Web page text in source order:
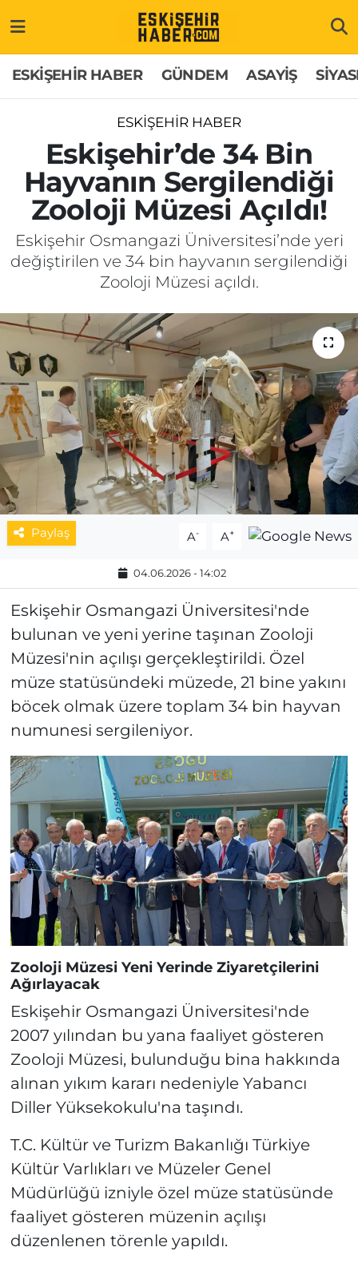
ESKİŞEHİR HABER GÜNDEM ASAYİŞ
ESKİŞEHİR HABER
Eskişehir’de 34 Bin
Hayvanın Sergilendiği
Zooloji Müzesi Açıldı!
Eskişehir Osmangazi Üniversitesi’nde yeri
değiştirilen ve 34 bin hayvanın sergilendiği
Zooloji Müzesi açıldı.
Paylaş A- A+
04.06.2026 - 14:02
Eskişehir Osmangazi Üniversitesi'nde
bulunan ve yeni yerine taşınan Zooloji
Müzesi'nin açılışı gerçekleştirildi. Özel
müze statüsündeki müzede, 21 bine yakını
böcek olmak üzere toplam 34 bin hayvan
numunesi sergileniyor.
Zooloji Müzesi Yeni Yerinde Ziyaretçilerini
Ağırlayacak
Eskişehir Osmangazi Üniversitesi'nde
2007 yılından bu yana faaliyet gösteren
Zooloji Müzesi, bulunduğu bina hakkında
alınan yıkım kararı nedeniyle Yabancı
Diller Yüksekokulu'na taşındı.
T.C. Kültür ve Turizm Bakanlığı Türkiye
Kültür Varlıkları ve Müzeler Genel
Müdürlüğü izniyle özel müze statüsünde
faaliyet gösteren müzenin açılışı
düzenlenen törenle yapıldı.
GÜNDEM
ASAYİŞ
SİYASET
EKONOMİ
SAĞLIK
SPOR
MAGAZİN
ESKİŞEHİRSPOR
Hakkımızda
İletişim
Künye
Odunpazarı Trafik Yoğunluk Haritası
Süper Lig Puan Durumu ve Fikstür
Tüm Manşetler
Son Dakika Haberleri
Haber Arşivi